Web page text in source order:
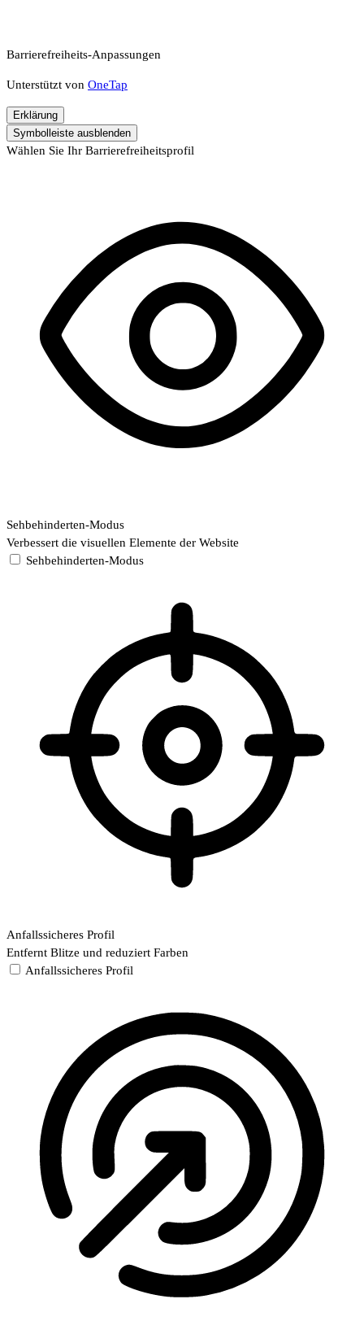
Barrierefreiheits-Anpassungen
Unterstützt von OneTap
Erklärung
Symbolleiste ausblenden
Wählen Sie Ihr Barrierefreiheitsprofil
Sehbehinderten-Modus
Verbessert die visuellen Elemente der Website
Sehbehinderten-Modus
Anfallssicheres Profil
Entfernt Blitze und reduziert Farben
Anfallssicheres Profil